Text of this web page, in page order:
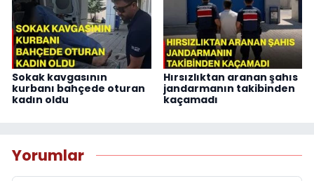
Sokak kavgasının
kurbanı bahçede oturan
kadın oldu
Hırsızlıktan aranan şahıs
jandarmanın takibinden
kaçamadı
Yorumlar